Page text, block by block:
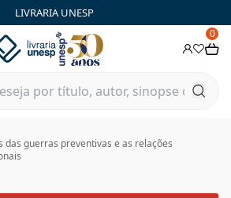
LIVRARIA UNESP
0
das guerras preventivas e as relações